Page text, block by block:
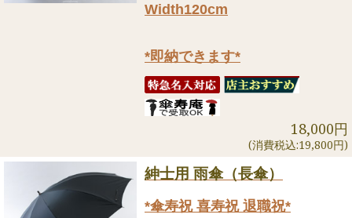
Width120cm
*即納できます*
18,000円
(消費税込:19,800円)
紳士用 雨傘（長傘）
*傘寿祝 喜寿祝 退職祝*